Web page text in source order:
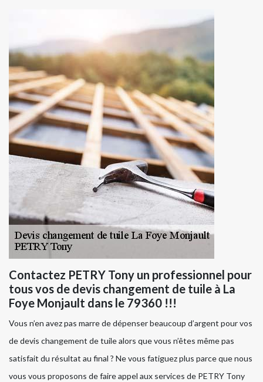
Contactez PETRY Tony un professionnel pour
tous vos de devis changement de tuile à La
Foye Monjault dans le 79360 !!!
Vous n’en avez pas marre de dépenser beaucoup d’argent pour vos
de devis changement de tuile alors que vous n’êtes même pas
satisfait du résultat au final ? Ne vous fatiguez plus parce que nous
vous vous proposons de faire appel aux services de PETRY Tony